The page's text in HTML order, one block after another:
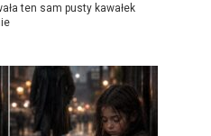
ten sam pusty kawałek